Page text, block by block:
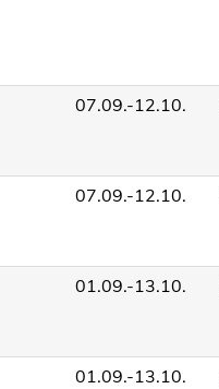
07.09.-12.10.
07.09.-12.10.
01.09.-13.10.
01.09.-13.10.